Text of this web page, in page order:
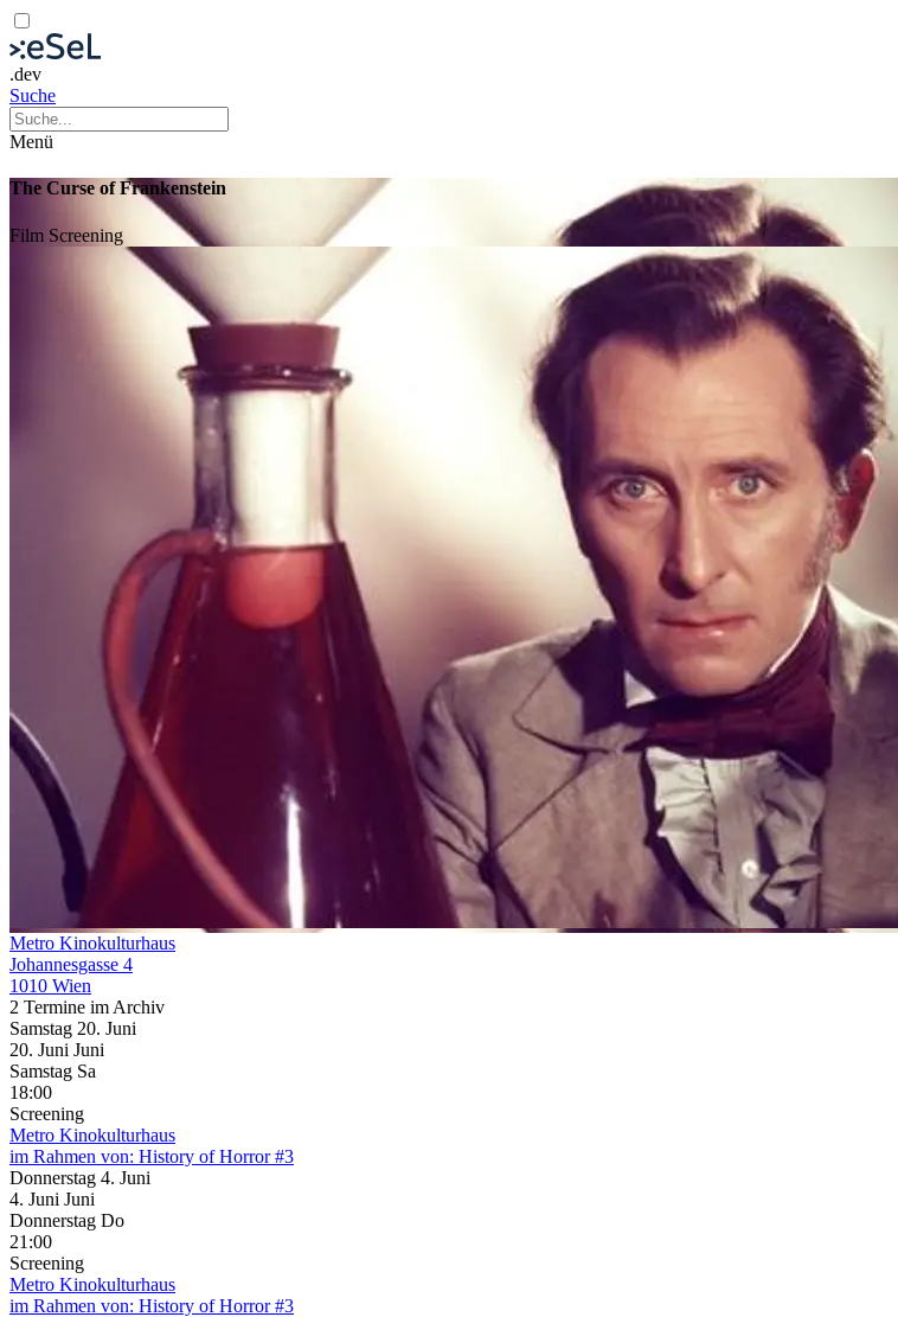
.dev
Suche
Menü
The Curse of Frankenstein
Film Screening
Metro Kinokulturhaus
Johannesgasse 4
1010 Wien
2 Termine im Archiv
Samstag 20. Juni
20. Juni Juni
Samstag Sa
18:00
Screening
Metro Kinokulturhaus
im Rahmen von: History of Horror #3
Donnerstag 4. Juni
4. Juni Juni
Donnerstag Do
21:00
Screening
Metro Kinokulturhaus
im Rahmen von: History of Horror #3